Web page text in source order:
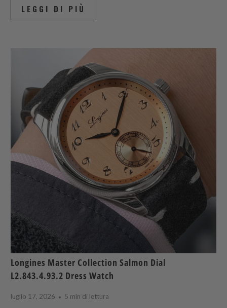
LEGGI DI PIÙ
Longines Master Collection Salmon Dial
L2.843.4.93.2 Dress Watch
luglio 17, 2026 5 min di lettura